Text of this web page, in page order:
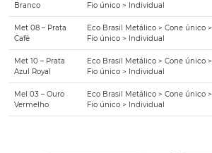
Branco
Fio único > Individual
Met 08 – Prata
Café
Eco Brasil Metálico > Cone único >
Fio único > Individual
Met 10 – Prata
Azul Royal
Eco Brasil Metálico > Cone único >
Fio único > Individual
Mel 03 – Ouro
Vermelho
Eco Brasil Metálico > Cone único >
Fio único > Individual